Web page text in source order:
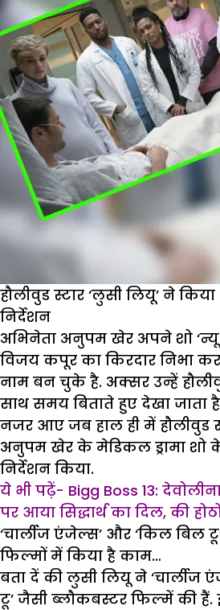
हौलीवुड स्टार ‘लुसी लियू’ ने
निर्देशन
अभिनेता अनुपम खेर अपने शो ‘न्यू
विजय कपूर का किरदार निभा
नाम बन चुके है. अक्सर उन्हें
साथ समय बिताते हुए देखा जाता
नजर आए जब हाल ही में हौलीवुड
अनुपम खेर के मेडिकल ड्रामा शो
निर्देशन किया.
ये भी पढ़ें- Bigg Boss 13:
पर आया सिद्धार्थ का दिल, की
‘चार्लीज एंजेल्स’ और ‘किल बिल
फिल्मों में किया है काम…
बता दें की लुसी लियू ने ‘चार्लीज
टू’ जैसी ब्लौकबस्टर फिल्में की